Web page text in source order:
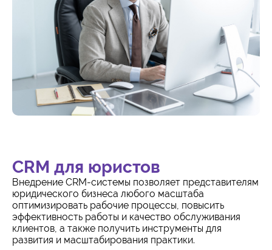
CRM для юристов
Внедрение CRM-системы позволяет представителям
юридического бизнеса любого масштаба
оптимизировать рабочие процессы, повысить
эффективность работы и качество обслуживания
клиентов, а также получить инструменты для
развития и масштабирования практики.